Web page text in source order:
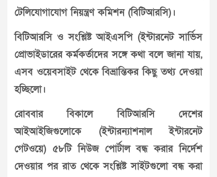
টেলিযোগাযোগ নিয়ন্ত্রণ কমিশন (বিটিআরসি)।
বিটিআরসি ও সংশ্লিষ্ট আইএসপি (ইন্টারনেট সার্ভিস
প্রোভাইডারের কর্মকর্তাদের সঙ্গে কথা বলে জানা যায়,
এসব ওয়েবসাইট থেকে বিভ্রান্তিকর কিছু তথ্য দেওয়া
হচ্ছিলো।
রোববার বিকালে বিটিআরসি দেশের
আইআইজিগুলোকে (ইন্টারন্যাশনাল ইন্টারনেট
গেটওয়ে) ৫৮টি নিউজ পোর্টাল বন্ধ করার নির্দেশ
দেওয়ার পর রাত থেকে সংশ্লিষ্ট সাইটগুলো বন্ধ করা